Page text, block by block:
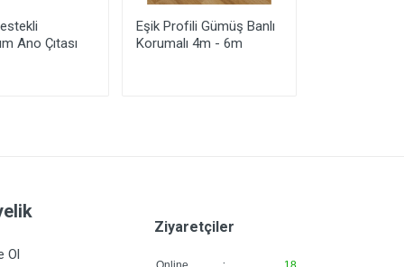
Ano Çıtası
Eşik Profili Gümüş Banlı
Korumalı 4m - 6m
Ol
Ziyaretçiler